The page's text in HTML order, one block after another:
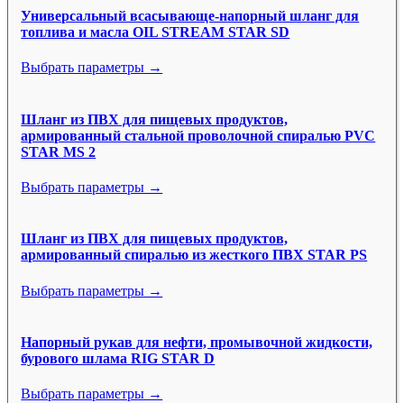
Универсальный всасывающе-напорный шланг для
топлива и масла OIL STREAM STAR SD
Выбрать параметры →
Шланг из ПВХ для пищевых продуктов,
армированный стальной проволочной спиралью PVC
STAR MS 2
Выбрать параметры →
Шланг из ПВХ для пищевых продуктов,
армированный спиралью из жесткого ПВХ STAR PS
Выбрать параметры →
Напорный рукав для нефти, промывочной жидкости,
бурового шлама RIG STAR D
Выбрать параметры →